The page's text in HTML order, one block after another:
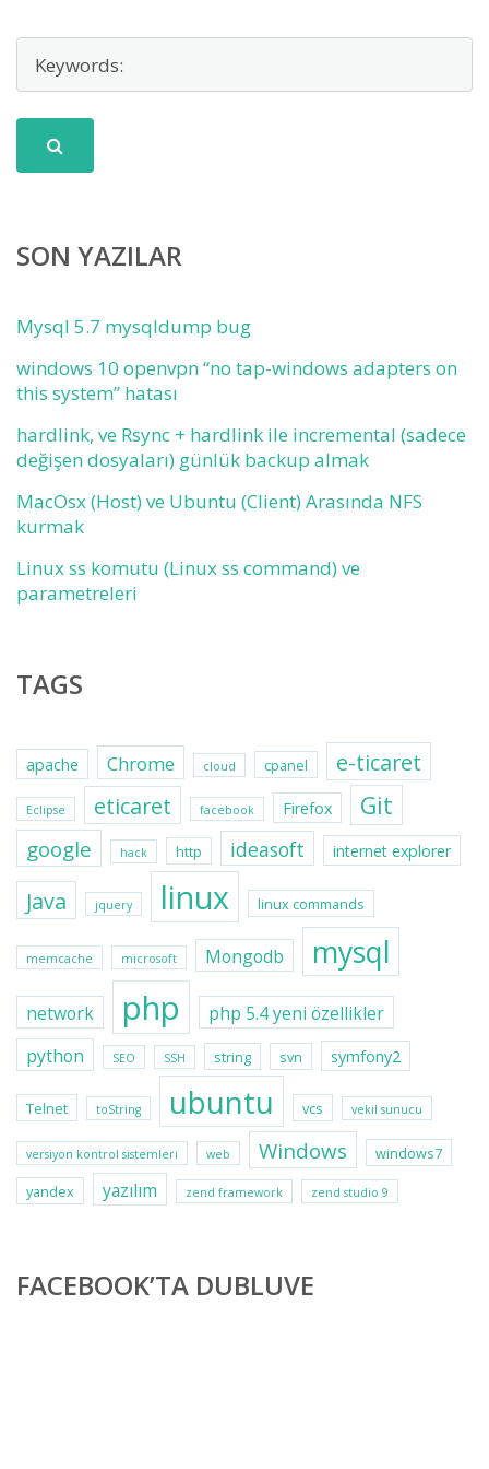
SON YAZILAR
Mysql 5.7 mysqldump bug
windows 10 openvpn “no tap-windows adapters on
this system” hatası
hardlink, ve Rsync + hardlink ile incremental (sadece
değişen dosyaları) günlük backup almak
MacOsx (Host) ve Ubuntu (Client) Arasında NFS
kurmak
Linux ss komutu (Linux ss command) ve
parametreleri
TAGS
apache Chrome cloud cpanel e-ticaret
Eclipse eticaret facebook Firefox Git
google hack http ideasoft internet explorer
Java jquery linux linux commands
memcache microsoft Mongodb mysql
network php
php 5.4 yeni özellikler
python
SEO SSH string svn symfony2
Telnet toString ubuntu vcs vekil sunucu
versiyon kontrol sistemleri web Windows
windows7
yandex
yazılım zend framework zend studio 9
FACEBOOK’TA DUBLUVE